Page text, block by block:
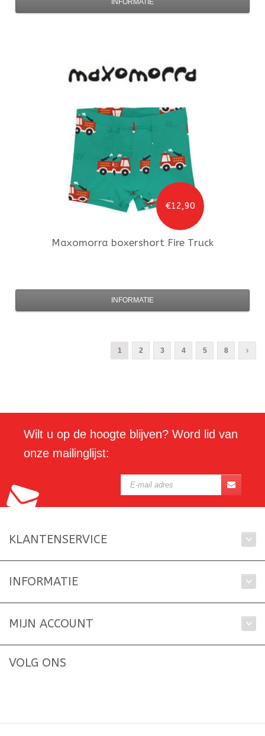
INFORMATIE
€12,90
Maxomorra boxershort Fire Truck
INFORMATIE
1 2 3 4 5 8
Wilt u op de hoogte blijven? Word lid van
onze mailinglijst:
KLANTENSERVICE
INFORMATIE
MIJN ACCOUNT
VOLG ONS